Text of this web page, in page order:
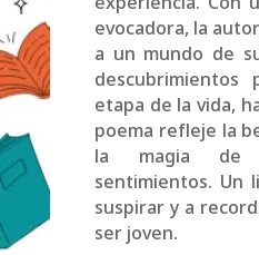
evocadora, la
a un mundo de
etapa de la vida,
poema refleje la
la magia de
sentimientos. Un
suspirar y a
ser joven.